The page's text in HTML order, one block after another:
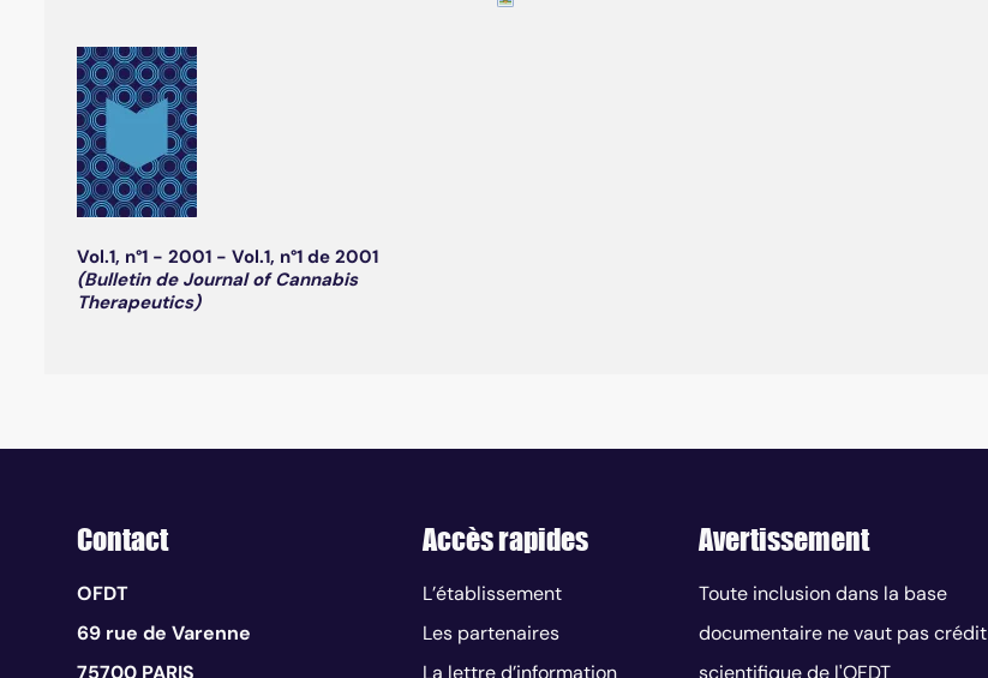
Vol.1, n°1 - 2001 - Vol.1, n°1 de 2001
(Bulletin de Journal of Cannabis
Therapeutics)
Contact
OFDT
69 rue de Varenne
75700 PARIS
Accès rapides
L’établissement
Les partenaires
La lettre d’information
Avertissement
Toute inclusion dans la base
documentaire ne vaut pas crédit
scientifique de l'OFDT